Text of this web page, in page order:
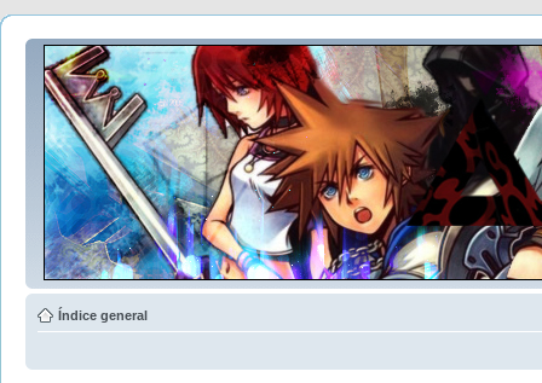
Índice general